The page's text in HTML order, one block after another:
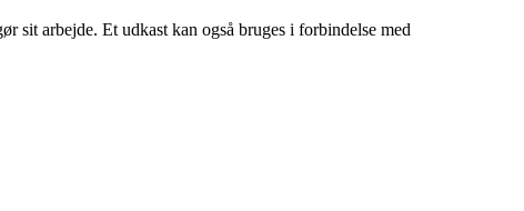
sit arbejde. Et udkast kan også bruges i forbindelse med